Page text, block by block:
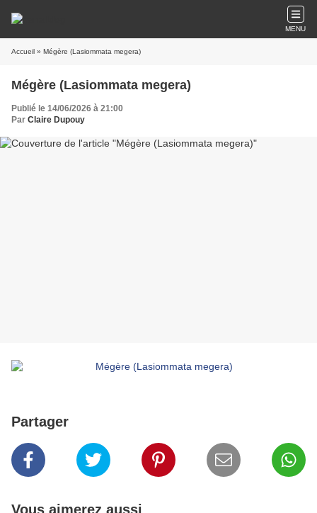
MENU
Accueil » Mégère (Lasiommata megera)
Mégère (Lasiommata megera)
Publié le 14/06/2026 à 21:00
Par Claire Dupouy
Partager
Vous aimerez aussi